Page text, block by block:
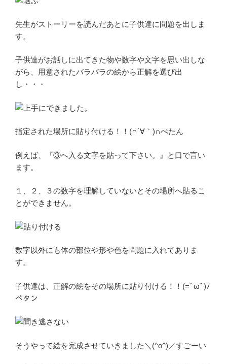
先生がストーリーを読んだあとに子供達に問題を出しま
す。
子供達がお話しに出てきた物や数字や文字を思い出しな
がら、用意されたバラバラの絵から正解を選び出
し・・・
指定された場所に貼り付ける！！(∩´∀｀)∩ぺたん
例えば、『③へ入る文字を貼って下さい。』と口で言い
ます。
１、２、３の数字を理解していないとその場所へ貼るこ
とができません。
数字以外にも体の部位や形や色を問題に入れてありま
す。
子供達は、正解の絵をその場所に貼り付ける！！(=ﾟωﾟ)ﾉ
ペタン
そうやって絵を完成させていきました＼(^o^)／すごーい